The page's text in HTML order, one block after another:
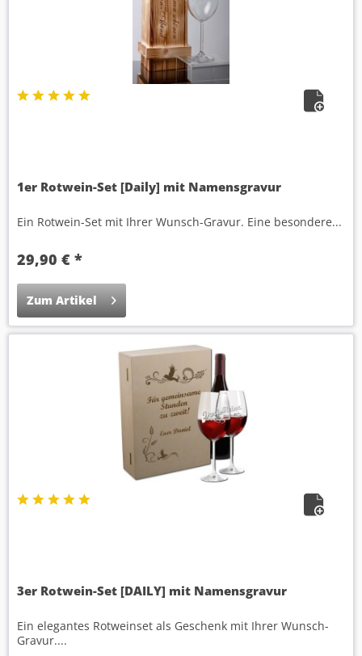
1er Rotwein-Set [Daily] mit Namensgravur
Ein Rotwein-Set mit Ihrer Wunsch-Gravur. Eine besondere...
29,90 € *
Zum Artikel
3er Rotwein-Set [DAILY] mit Namensgravur
Ein elegantes Rotweinset als Geschenk mit Ihrer Wunsch-
Gravur....